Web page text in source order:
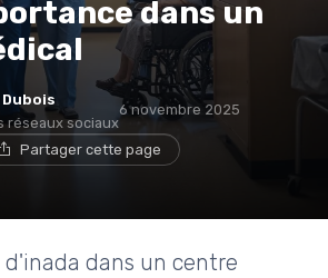
dans un
réseaux sociaux
6 novembre 2025
Partager cette page
d'inada dans un centre